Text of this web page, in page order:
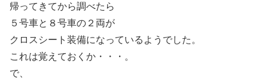
帰ってきてから調べたら
５号車と８号車の２両が
クロスシート装備になっているようでした。
これは覚えておくか・・・。
で、